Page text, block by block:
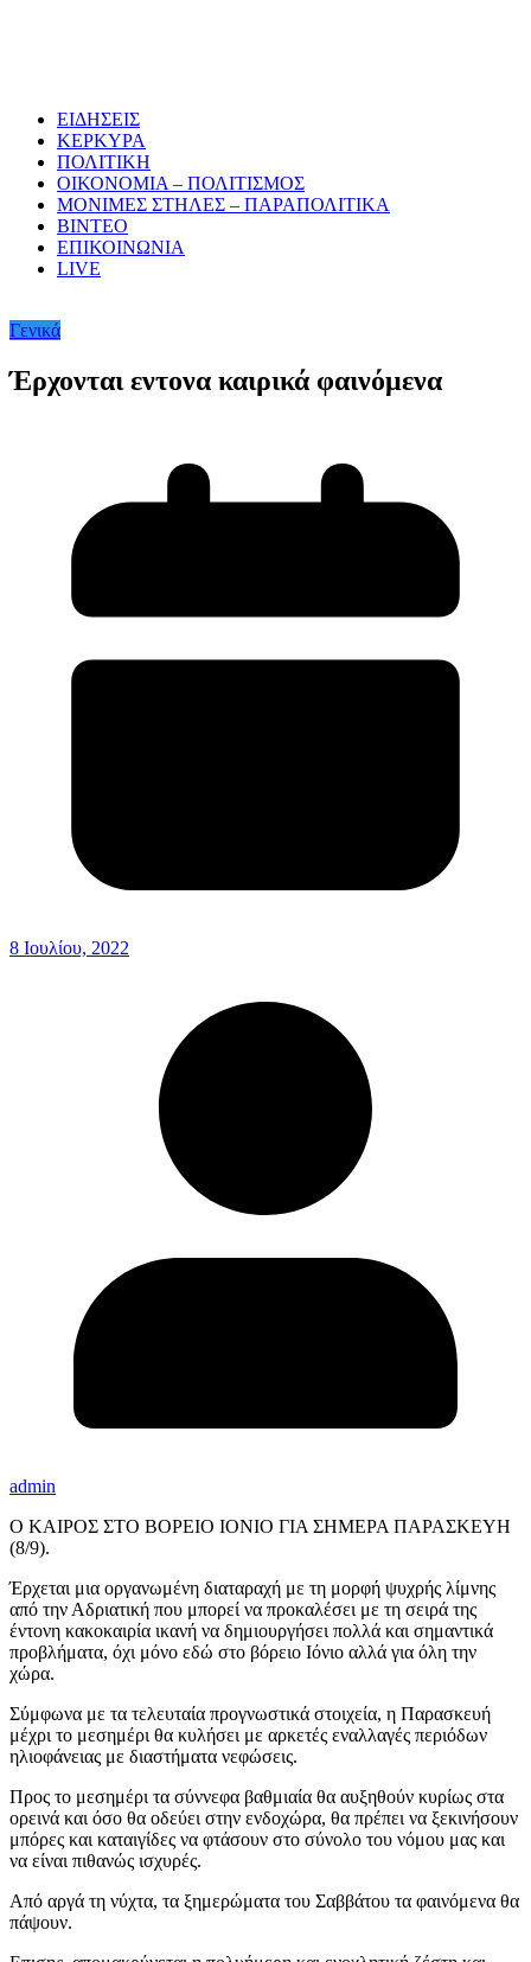
ΕΙΔΗΣΕΙΣ
ΚΕΡΚΥΡΑ
ΠΟΛΙΤΙΚΗ
ΟΙΚΟΝΟΜΙΑ – ΠΟΛΙΤΙΣΜΟΣ
ΜΟΝΙΜΕΣ ΣΤΗΛΕΣ – ΠΑΡΑΠΟΛΙΤΙΚΑ
ΒΙΝΤΕΟ
ΕΠΙΚΟΙΝΩΝΙΑ
LIVE
Γενικά
Έρχονται εντονα καιρικά φαινόμενα
8 Ιουλίου, 2022
admin
Ο ΚΑΙΡΟΣ ΣΤΟ ΒΟΡΕΙΟ ΙΟΝΙΟ ΓΙΑ ΣΗΜΕΡΑ ΠΑΡΑΣΚΕΥΗ
(8/9).
Έρχεται μια οργανωμένη διαταραχή με τη μορφή ψυχρής λίμνης
από την Αδριατική που μπορεί να προκαλέσει με τη σειρά της
έντονη κακοκαιρία ικανή να δημιουργήσει πολλά και σημαντικά
προβλήματα, όχι μόνο εδώ στο βόρειο Ιόνιο αλλά για όλη την
χώρα.
Σύμφωνα με τα τελευταία προγνωστικά στοιχεία, η Παρασκευή
μέχρι το μεσημέρι θα κυλήσει με αρκετές εναλλαγές περιόδων
ηλιοφάνειας με διαστήματα νεφώσεις.
Προς το μεσημέρι τα σύννεφα βαθμιαία θα αυξηθούν κυρίως στα
ορεινά και όσο θα οδεύει στην ενδοχώρα, θα πρέπει να ξεκινήσουν
μπόρες και καταιγίδες να φτάσουν στο σύνολο του νόμου μας και
να είναι πιθανώς ισχυρές.
Από αργά τη νύχτα, τα ξημερώματα του Σαββάτου τα φαινόμενα θα
πάψουν.